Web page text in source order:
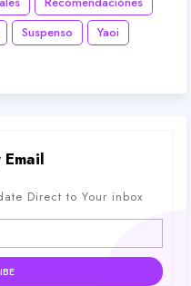
Suspenso
Yaoi
Direct to Your inbox